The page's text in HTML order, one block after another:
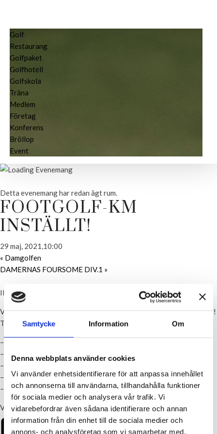
Samtycke Information Om
Denna webbplats använder cookies
Vi använder enhetsidentifierare för att anpassa innehållet
och annonserna till användarna, tillhandahålla funktioner
för sociala medier och analysera vår trafik. Vi
vidarebefordrar även sådana identifierare och annan
information från din enhet till de sociala medier och
annons- och analysföretag som vi samarbetar med.
Golf
Restaurang
Golfpaket
Golfhotell
Golfskola
Träna
Medlem
Företag
Konferens
Bröllop
Event
Detta evenemang har redan ägt rum.
FOOTGOLF-KM
INSTÄLLT!
29 maj, 2021,10:00
« Damgolfen
DAMERNAS FOURSOME DIV.1 »
INSTÄLLT TILLS VIDARE!
Varmt välkomna att delta i Skyrups första upplaga av Footgolf-KM!
Tävlingen kommer att gå av stapeln på korthålsbanan.
– Alla medlemmar är välkomna med sin anmälan.
– Det kommer att koras en herr- samt en dammästare.
– Kanonstart 10.00
– 2 varv på korthålsbanan = 10 Hål.
– Startavgift: 125kr, dagens lunch ingår
Varmt välkomna!